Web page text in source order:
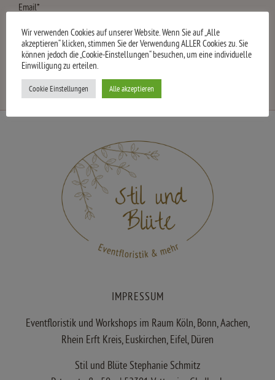
Email*
Bitte bestätige noch, dass du weißt, dass wir die Daten für deine
Anmeldung speichern!
IMPRESSUM
Eventfloristik und Workshops im Raum Köln, Bonn, Aachen,
Rhein Erft Kreis, Euskirchen, Eifel, Düren
Stil und Blüte Stephanie Schmitz
Wir verwenden Cookies auf unserer Website. Wenn Sie auf „Alle
akzeptieren“ klicken, stimmen Sie der Verwendung ALLER Cookies zu. Sie
können jedoch die „Cookie-Einstellungen“ besuchen, um eine individuelle
Einwilligung zu erteilen.
Cookie Einstellungen Alle akzeptieren